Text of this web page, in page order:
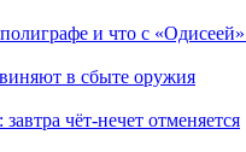
и что с
в сбыте оружия
чёт-нечет отменяется